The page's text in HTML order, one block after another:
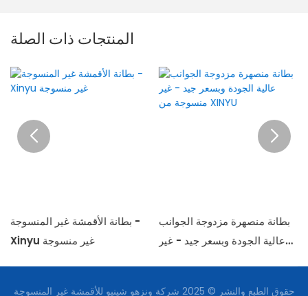
المنتجات ذات الصلة
بطانة الأقمشة غير المنسوجة -
Xinyu غير منسوجة
بطانة منصهرة مزدوجة الجوانب
عالية الجودة وبسعر جيد - غير
حقوق الطبع والنشر © 2025 شركة ونزهو شينيو للأقمشة غير المنسوجة